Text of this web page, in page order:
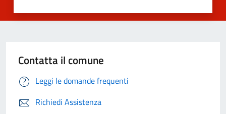
Contatta il comune
Leggi le domande frequenti
Richiedi Assistenza